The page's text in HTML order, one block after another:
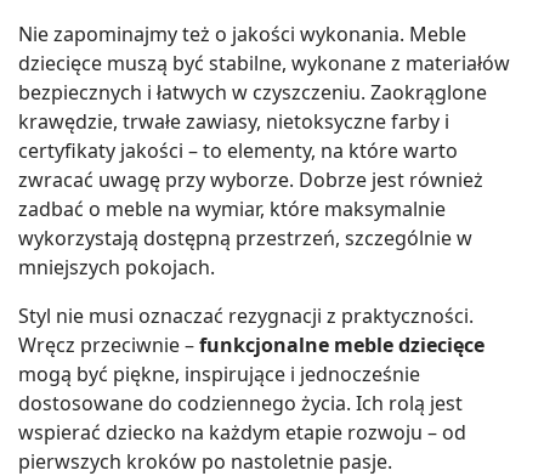
Nie zapominajmy też o jakości wykonania. Meble
dziecięce muszą być stabilne, wykonane z materiałów
bezpiecznych i łatwych w czyszczeniu. Zaokrąglone
krawędzie, trwałe zawiasy, nietoksyczne farby i
certyfikaty jakości – to elementy, na które warto
zwracać uwagę przy wyborze. Dobrze jest również
zadbać o meble na wymiar, które maksymalnie
wykorzystają dostępną przestrzeń, szczególnie w
mniejszych pokojach.
Styl nie musi oznaczać rezygnacji z praktyczności.
Wręcz przeciwnie –funkcjonalne meble dziecięce
mogą być piękne, inspirujące i jednocześnie
dostosowane do codziennego życia. Ich rolą jest
wspierać dziecko na każdym etapie rozwoju – od
pierwszych kroków po nastoletnie pasje.